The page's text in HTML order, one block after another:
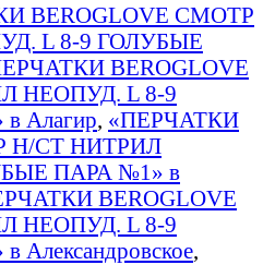
BEROGLOVE СМОТР
L 8-9 ГОЛУБЫЕ
BEROGLOVE
НЕОПУД. L 8-9
Алагир, «ПЕРЧАТКИ
Н/СТ НИТРИЛ
ПАРА №1» в
BEROGLOVE
НЕОПУД. L 8-9
,